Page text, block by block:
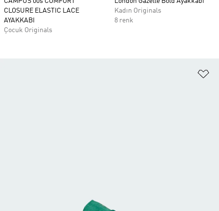
CLOSURE ELASTIC LACE
AYAKKABI
Çocuk Originals
Kadın Originals
8 renk